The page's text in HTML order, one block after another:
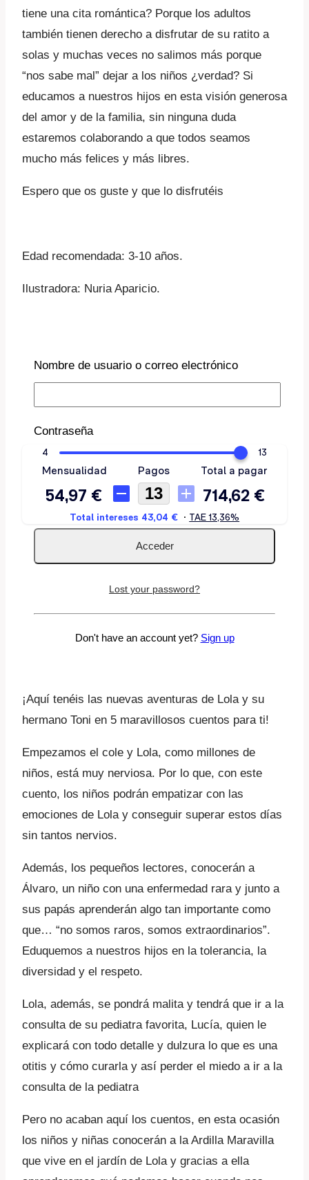
tiene una cita romántica? Porque los adultos
también tienen derecho a disfrutar de su ratito a
solas y muchas veces no salimos más porque
“nos sabe mal” dejar a los niños ¿verdad? Si
educamos a nuestros hijos en esta visión generosa
del amor y de la familia, sin ninguna duda
estaremos colaborando a que todos seamos
mucho más felices y más libres.
Espero que os guste y que lo disfrutéis
Edad recomendada: 3-10 años.
Ilustradora: Nuria Aparicio.
hermano Toni, esta vez dando la bienvenida al
¡Aquí tenéis las nuevas aventuras de Lola y su
hermano Toni en 5 maravillosos cuentos para ti!
Empezamos el cole y Lola, como millones de
niños, está muy nerviosa. Por lo que, con este
cuento, los niños podrán empatizar con las
emociones de Lola y conseguir superar estos días
sin tantos nervios.
Además, los pequeños lectores, conocerán a
Álvaro, un niño con una enfermedad rara y junto a
sus papás aprenderán algo tan importante como
que… “no somos raros, somos extraordinarios”.
Eduquemos a nuestros hijos en la tolerancia, la
diversidad y el respeto.
Lola, además, se pondrá malita y tendrá que ir a la
consulta de su pediatra favorita, Lucía, quien le
explicará con todo detalle y dulzura lo que es una
otitis y cómo curarla y así perder el miedo a ir a la
consulta de la pediatra
Pero no acaban aquí los cuentos, en esta ocasión
los niños y niñas conocerán a la Ardilla Maravilla
que vive en el jardín de Lola y gracias a ella
Nombre de usuario o correo electrónico
Contraseña
Recuérdame
Lost your password?
Don't have an account yet? Sign up